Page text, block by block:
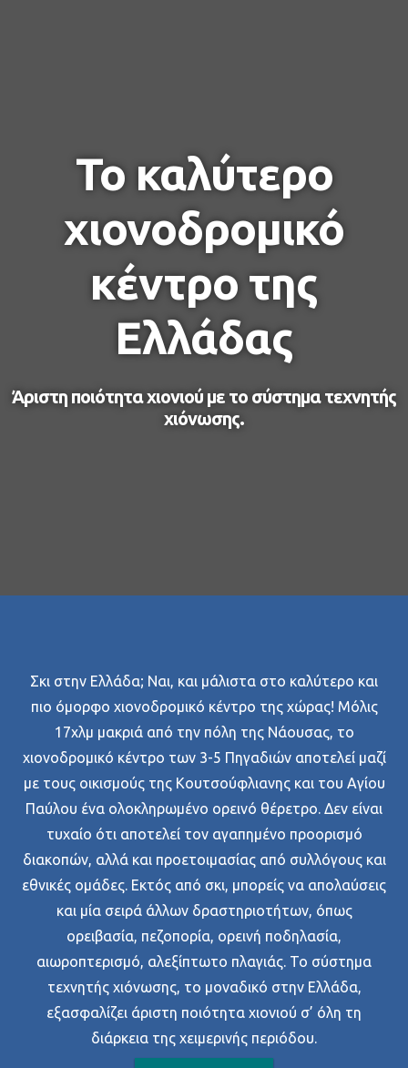
Το καλύτερο
χιονοδρομικό
κέντρο της
Ελλάδας
Άριστη ποιότητα χιονιού με το σύστημα τεχνητής
χιόνωσης.
Σκι στην Ελλάδα; Ναι, και μάλιστα στο καλύτερο και
πιο όμορφο χιονοδρομικό κέντρο της χώρας! Μόλις
17χλμ μακριά από την πόλη της Νάουσας, το
χιονοδρομικό κέντρο των 3-5 Πηγαδιών αποτελεί μαζί
με τους οικισμούς της Κουτσούφλιανης και του Αγίου
Παύλου ένα ολοκληρωμένο ορεινό θέρετρο. Δεν είναι
τυχαίο ότι αποτελεί τον αγαπημένο προορισμό
διακοπών, αλλά και προετοιμασίας από συλλόγους και
εθνικές ομάδες. Εκτός από σκι, μπορείς να απολαύσεις
και μία σειρά άλλων δραστηριοτήτων, όπως
ορειβασία, πεζοπορία, ορεινή ποδηλασία,
αιωροπτερισμό, αλεξίπτωτο πλαγιάς. Το σύστημα
τεχνητής χιόνωσης, το μοναδικό στην Ελλάδα,
εξασφαλίζει άριστη ποιότητα χιονιού σ’ όλη τη
διάρκεια της χειμερινής περιόδου.